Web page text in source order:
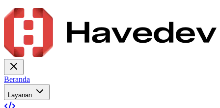
Beranda
Layanan